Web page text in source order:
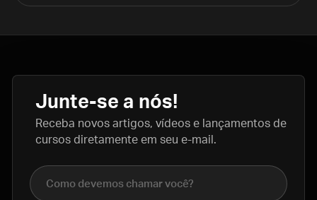
Junte-se a nós!
Receba novos artigos, vídeos e lançamentos de
cursos diretamente em seu e-mail.
Nome completo